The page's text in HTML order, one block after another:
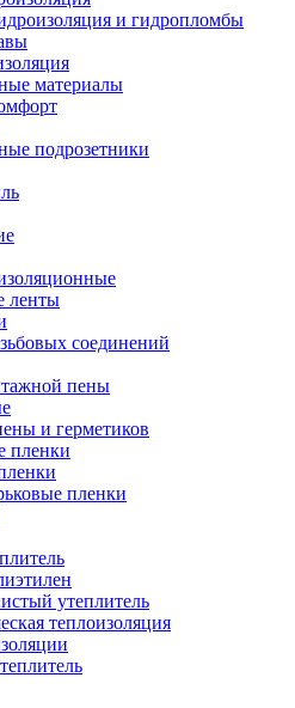
и гидропломбы
материалы
подрозетники
ленты
соединений
пены
и герметиков
пленки
пленки
утеплитель
теплоизоляция